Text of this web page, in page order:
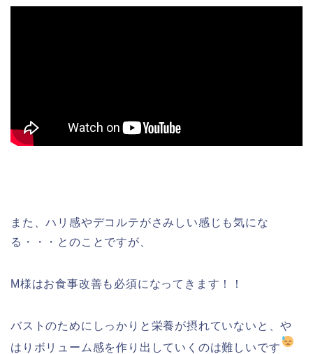
また、ハリ感やデコルテがさみしい感じも気にな
る・・・とのことですが、
M様はお食事改善も必須になってきます！！
バストのためにしっかりと栄養が摂れていないと、や
はりボリューム感を作り出していくのは難しいです